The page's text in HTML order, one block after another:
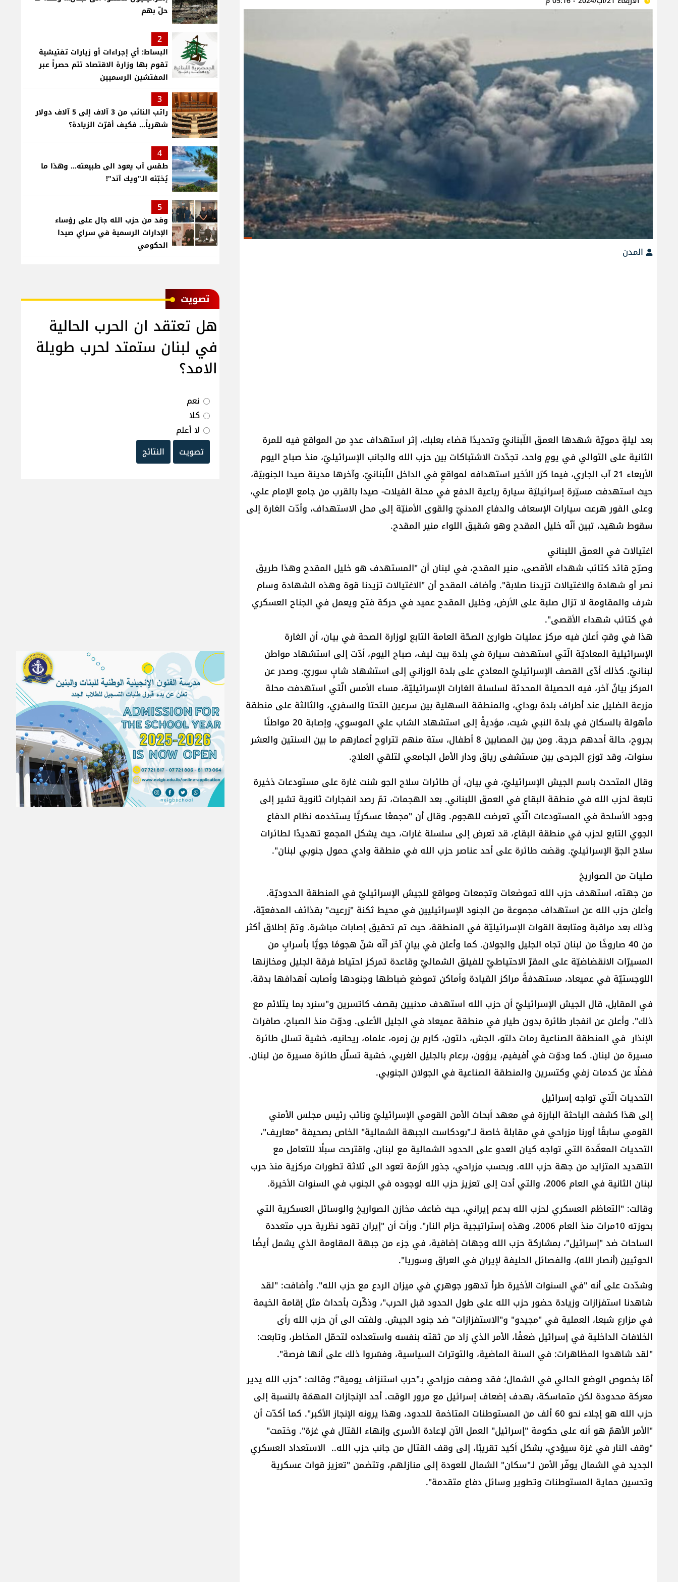
المدن
بعد ليلةٍ دمويّة شهدها العمق اللّبنانيّ وتحديدًا قضاء بعلبك، إثر استهداف عددٍ من المواقع فيه للمرة
الثانية على التوالي في يومٍ واحد، تجدّدت الاشتباكات بين حزب الله والجانب الإسرائيليّ، منذ صباح اليوم
الأربعاء 21 آب الجاري، فيما كرّر الأخير استهدافه لمواقعٍ في الداخل اللّبنانيّ، وآخرها مدينة صيدا الجنوبيّة،
حيث استهدفت مسيّرة إسرائيليّة سيارة رباعية الدفع في محلة الفيلات- صيدا بالقرب من جامع الإمام علي،
وعلى الفور هرعت سيارات الإسعاف والدفاع المدنيّ والقوى الأمنيّة إلى محل الاستهداف، وأدّت الغارة إلى
سقوط شهيد، تبين أنّه خليل المقدح وهو شقيق اللواء منير المقدح.
اغتيالات في العمق اللبناني
وصرّح قائد كتائب شهداء الأقصى، منير المقدح، في لبنان أن "المستهدف هو خليل المقدح وهذا طريق
نصر أو شهادة والاغتيالات تزيدنا صلابة". وأضاف المقدح أن "الاغتيالات تزيدنا قوة وهذه الشهادة وسام
شرف والمقاومة لا تزال صلبة على الأرض، وخليل المقدح عميد في حركة فتح ويعمل في الجناح العسكري
في كتائب شهداء الأقصى".
هذا في وقتٍ أعلن فيه مركز عمليات طوارئ الصحّة العامة التابع لوزارة الصحة في بيان، أن الغارة
الإسرائيلية المعاديّة الّتي استهدفت سيارة في بلدة بيت ليف، صباح اليوم، أدّت إلى استشهاد مواطن
لبنانيّ. كذلك أدّى القصف الإسرائيليّ المعادي على بلدة الوزاني إلى استشهاد شابٍ سوريّ. وصدر عن
المركز بيانٌ آخر، فيه الحصيلة المحدثة لسلسلة الغارات الإسرائيليّة، مساء الأمس الّتي استهدفت محلة
مزرعة الضليل عند أطراف بلدة بوداي، والمنطقة السهلية بين سرعين التحتا والسفري، والثالثة على منطقة
مأهولة بالسكان في بلدة النبي شيت، مؤديةً إلى استشهاد الشاب علي الموسوي، وإصابة 20 مواطنًا
بجروح، حالة أحدهم حرجة. ومن بين المصابين 8 أطفال، ستة منهم تتراوح أعمارهم ما بين السنتين والعشر
سنوات، وقد توزع الجرحى بين مستشفى رياق ودار الأمل الجامعي لتلقي العلاج.
وقال المتحدث باسم الجيش الإسرائيليّ، في بيان، أن طائرات سلاح الجو شنت غارة على مستودعات ذخيرة
تابعة لحزب الله في منطقة البقاع في العمق اللبناني. بعد الهجمات، تمّ رصد انفجارات ثانوية تشير إلى
وجود الأسلحة في المستودعات الّتي تعرضت للهجوم. وقال أن "مجمعًا عسكريًّا يستخدمه نظام الدفاع
الجوي التابع لحزب في منطقة البقاع، قد تعرض إلى سلسلة غارات، حيث يشكل المجمع تهديدًا لطائرات
سلاح الجوّ الإسرائيليّ. وقضت طائرة على أحد عناصر حزب الله في منطقة وادي حمول جنوبي لبنان".
صليات من الصواريخ
من جهته، استهدف حزب الله تموضعات وتجمعات ومواقع للجيش الإسرائيليّ في المنطقة الحدوديّة.
وأعلن حزب الله عن استهداف مجموعة من الجنود الإسرائيليين في محيط ثكنة "زرعيت" بقذائف المدفعيّة،
وذلك بعد مراقبة ومتابعة القوات الإسرائيليّة في المنطقة، حيث تم تحقيق إصابات مباشرة. وتمّ إطلاق أكثر
من 40 صاروخًا من لبنان تجاه الجليل والجولان. كما وأعلن في بيانٍ آخر أنّه شنّ هجومًا جويًّا بأسرابٍ من
المسيرّات الانقضاضيّة على المقرّ الاحتياطيّ للفيلق الشماليّ وقاعدة ‏تمركز احتياط فرقة الجليل ومخازنها
اللوجستيّة في عميعاد، مستهدفةً مراكز القيادة وأماكن تموضع ‏ضباطها وجنودها وأصابت أهدافها بدقة.
في المقابل، قال الجيش الإسرائيليّ أن حزب الله استهدف مدنيين بقصف كاتسرين و"سنرد بما يتلائم مع
ذلك". وأعلن عن انفجار طائرة بدون طيار في منطقة عميعاد في الجليل الأعلى. ودوّت منذ الصباح، صافرات
الإنذار في المنطقة الصناعية رمات دلتو، الجش، دلتون، كارم بن زمره، علماه، ريحانيه، خشية تسلل طائرة
مسيرة من لبنان. كما ودوّت في أفيفيم، يرؤون، برعام بالجليل الغربي، خشية تسلّل طائرة مسيرة من لبنان.
فضلًا عن كدمات زفي وكتسرين والمنطقة الصناعية في الجولان الجنوبي.
التحديات الّتي تواجه إسرائيل
إلى هذا كشفت الباحثة البارزة في معهد أبحاث الأمن القومي الإسرائيليّ ونائب رئيس مجلس الأمني
القومي سابقًا أورنا مزراحي في مقابلة خاصة لــ"بودكاست الجبهة الشمالية" الخاص بصحيفة "معاريف"،
التحديات المعقّدة التي تواجه كيان العدو على الحدود الشمالية مع لبنان، واقترحت سبلًا للتعامل مع
التهديد المتزايد من جهة حزب الله. وبحسب مزراحي، جذور الأزمة تعود الى ثلاثة تطورات مركزية منذ حرب
لبنان الثانية في العام 2006، والتي أدت إلى تعزيز حزب الله لوجوده في الجنوب في السنوات الأخيرة.
وقالت: "التعاظم العسكري لحزب الله بدعم إيراني، حيث ضاعف مخازن الصواريخ والوسائل العسكرية التي
بحوزته 10مرات منذ العام 2006، وهذه إستراتيجية حزام النار". ورأت أن "إيران تقود نظرية حرب متعددة
الساحات ضد "إسرائيل"، بمشاركة حزب الله وجهات إضافية، في جزء من جبهة المقاومة الذي يشمل أيضًا
الحوثيين (أنصار الله)، والفصائل الحليفة لإيران في العراق وسوريا".
وشدّدت على أنه "في السنوات الأخيرة طرأ تدهور جوهري في ميزان الردع مع حزب الله". وأضافت: "لقد
شاهدنا استفزازات وزيادة حضور حزب الله على طول الحدود قبل الحرب"، وذكّرت بأحداث مثل إقامة الخيمة
في مزارع شبعا، العملية في "مجيدو" و"الاستفزازات" ضد جنود الجيش. ولفتت الى أن حزب الله رأى
الخلافات الداخلية في إسرائيل ضعفًا، الأمر الذي زاد من ثقته بنفسه واستعداده لتحمّل المخاطر، وتابعت:
"لقد شاهدوا المظاهرات: في السنة الماضية، والتوترات السياسية، وفسّروا ذلك على أنها فرصة".
أمّا بخصوص الوضع الحالي في الشمال؛ فقد وصفت مزراحي بـ"حرب استنزاف يومية"؛ وقالت: "حزب الله يدير
معركة محدودة لكن متماسكة، بهدف إضعاف إسرائيل مع مرور الوقت. أحد الإنجازات المهمّة بالنسبة إلى
حزب الله هو إجلاء نحو 60 ألف من المستوطنات المتاخمة للحدود، وهذا يرونه الإنجاز الأكبر". كما أكدّت أن
"الأمر الأهمّ هو أنه على حكومة "إسرائيل" العمل الآن لإعادة الأسرى وإنهاء القتال في غزة". وختمت"
"وقف النار في غزة سيؤدي، بشكل أكيد تقريبًا، إلى وقف القتال من جانب حزب الله.. الاستعداد العسكري
الجديد في الشمال يوفّر الأمن لـ"سكان" الشمال للعودة إلى منازلهم، وتتضمن "تعزيز قوات عسكرية
وتحسين حماية المستوطنات وتطوير وسائل دفاع متقدمة".
حلّ بهم
2
البساط: أي إجراءات أو زيارات تفتيشية
تقوم بها وزارة الاقتصاد تتم حصراً عبر
المفتشين الرسميين
3
راتب النائب من 3 آلاف إلى 5 آلاف دولار
شهرياً... فكيف أقرّت الزيادة؟
4
طقس آب يعود الى طبيعته... وهذا ما
يُخبّئه الـ"ويك آند"!
5
وفد من حزب الله جال على رؤساء
الإدارات الرسمية في سراي صيدا
الحكومي
ﺗﺼﻮﻳﺖ
هل تعتقد ان الحرب الحالية
في لبنان ستمتد لحرب طويلة
الامد؟
نعم
كلا
لا أعلم
تصويت
النتائج